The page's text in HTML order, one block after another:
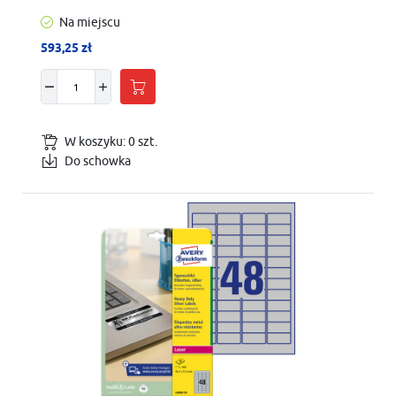
Zastosuj naszą etykietę o jakości przemysłowej. Oznacz na
straży pożarnej ważne miejsca srebrną lub poliestrową
białą, ewentualnie żółtą do oznaczania urządzeń, maszyn,
części i sprzętów biurowych. Etykiet znamionowych
możesz także używać do usprawnienia corocznej
bezpieczeństwie w biurze. Tak wydrukowane znaki
bezpieczeństwa nadają się do oznaczeń przedmiotów
stojących w miejscach nasłonecznionych, czy w miejscu o
usprawniać coroczną inwentaryzację i oznaczać na nowo
Jeśli oznaczysz swoje rzeczy przed pożyczeniem mogą być
łatwo zwrócone lub odłożone we właściwe miejsce.
Potrzebujesz mocnej etykiety, która nie zniszczy się w
trakcie częstego używania. Etykiety przemysłowe Heavy
Duty doskonale nadają się do oznaczania przedmiotów gdyż
są bardziej wytrzymałe niż zwykłe etykiety papierowe.
Możesz także naklejać je na części wymienne i usunąć
jeżeli wybierzesz wersje usuwalne REV. Albo po prostu
Na miejscu
593,25 zł
W koszyku:0szt.
Do schowka